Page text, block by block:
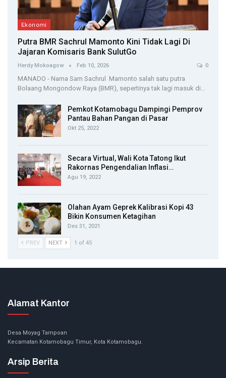
Ekonomi
Putra BMR Sachrul Mamonto Kini Tidak Lagi Di
Jajaran Komisaris Bank SulutGo
Herdy Mokoagow Feb 10, 2026 0
MANADO - Nama Sam Sachrul Mamonto salah satu putra
Bolaang Mongondow Raya (BMR), sepertinya tak lagi masuk di…
Pemkot Kotamobagu Dampingi Pemprov
Pantau Bahan Pangan di Pasar
Okt 25, 2022
Secara Virtual, Wali Kota Tatong Ikut
Rakornas Pengendalian Inflasi…
Agu 19, 2022
Olahan Ayam Geprek Kalibrasi Kopi 43
Bikin Konsumen Ketagihan
Des 31, 2021
PREV NEXT 1 of 45
Alamat Kantor
Desa Moyag Tampoan
Kecamatan Kotamobagu Timur, Kota Kotamobagu.
Arsip Berita